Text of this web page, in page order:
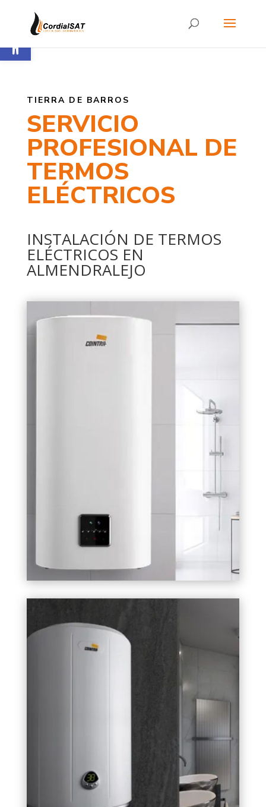
Abrir barra de herramientas
TIERRA DE BARROS
SERVICIO
PROFESIONAL DE
TERMOS
ELÉCTRICOS
INSTALACIÓN DE TERMOS
ELÉCTRICOS EN
ALMENDRALEJO